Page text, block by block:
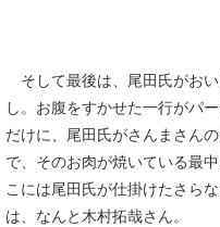
そして最後は、尾田氏がお
し。お腹をすかせた一行がパ
だけに、尾田氏がさんまさん
で、そのお肉が焼いている最
こには尾田氏が仕掛けたさら
は、なんと木村拓哉さん。